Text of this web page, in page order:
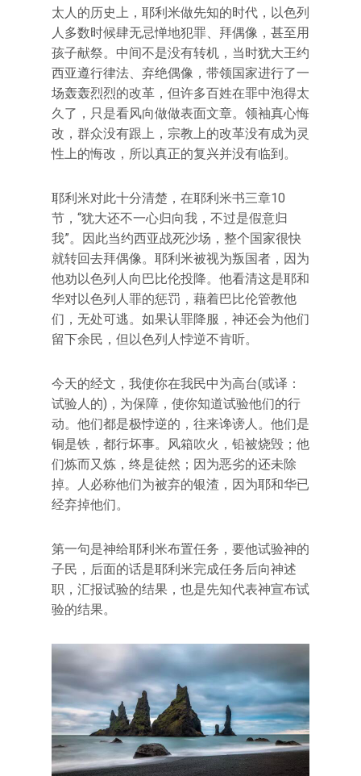
太人的历史上，耶利米做先知的时代，以色列
人多数时候肆无忌惮地犯罪、拜偶像，甚至用
孩子献祭。中间不是没有转机，当时犹大王约
西亚遵行律法、弃绝偶像，带领国家进行了一
场轰轰烈烈的改革，但许多百姓在罪中泡得太
久了，只是看风向做做表面文章。领袖真心悔
改，群众没有跟上，宗教上的改革没有成为灵
性上的悔改，所以真正的复兴并没有临到。
耶利米对此十分清楚，在耶利米书三章10
节，“犹大还不一心归向我，不过是假意归
我”。因此当约西亚战死沙场，整个国家很快
就转回去拜偶像。耶利米被视为叛国者，因为
他劝以色列人向巴比伦投降。他看清这是耶和
华对以色列人罪的惩罚，藉着巴比伦管教他
们，无处可逃。如果认罪降服，神还会为他们
留下余民，但以色列人悖逆不肯听。
今天的经文，我使你在我民中为高台(或译：
试验人的)，为保障，使你知道试验他们的行
动。他们都是极悖逆的，往来谗谤人。他们是
铜是铁，都行坏事。风箱吹火，铅被烧毁；他
们炼而又炼，终是徒然；因为恶劣的还未除
掉。人必称他们为被弃的银渣，因为耶和华已
经弃掉他们。
第一句是神给耶利米布置任务，要他试验神的
子民，后面的话是耶利米完成任务后向神述
职，汇报试验的结果，也是先知代表神宣布试
验的结果。